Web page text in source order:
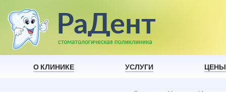
О КЛИНИКЕ УСЛУГИ ЦЕНЫ